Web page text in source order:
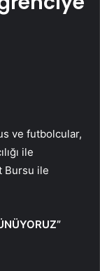
ve futbolcular,
ile
Bursu ile